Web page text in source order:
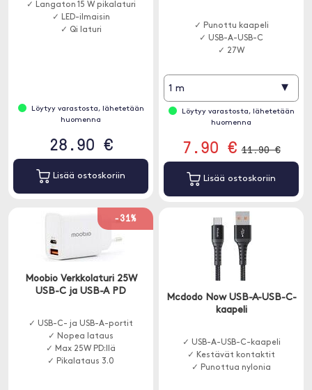
✓ Langaton 15 W pikalaturi
✓ LED-ilmaisin
✓ Qi laturi
Löytyy varastosta, lähetetään
huomenna
28.90 €
Lisää ostoskoriin
✓ Punottu kaapeli
✓ USB-A-USB-C
✓ 27W
1 m ▾
Löytyy varastosta, lähetetään
huomenna
7.90 € 11.90 €
Lisää ostoskoriin
-31%
Moobio Verkkolaturi 25W
USB-C ja USB-A PD
✓ USB-C- ja USB-A-portit
✓ Nopea lataus
✓ Max 25W PD:llä
✓ Pikalataus 3.0
Mcdodo Now USB-A-USB-C-
kaapeli
✓ USB-A-USB-C-kaapeli
✓ Kestävät kontaktit
✓ Punottua nylonia